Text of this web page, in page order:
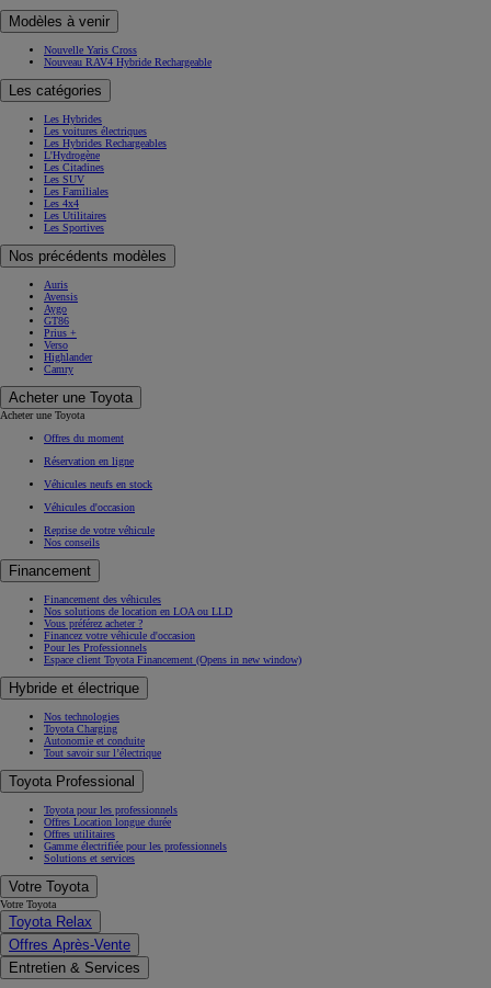
Modèles à venir
Nouvelle Yaris Cross
Nouveau RAV4 Hybride Rechargeable
Les catégories
Les Hybrides
Les voitures électriques
Les Hybrides Rechargeables
L'Hydrogène
Les Citadines
Les SUV
Les Familiales
Les 4x4
Les Utilitaires
Les Sportives
Nos précédents modèles
Auris
Avensis
Aygo
GT86
Prius +
Verso
Highlander
Camry
Acheter une Toyota
Acheter une Toyota
Offres du moment
Réservation en ligne
Véhicules neufs en stock
Véhicules d'occasion
Reprise de votre véhicule
Nos conseils
Financement
Financement des véhicules
Nos solutions de location en LOA ou LLD
Vous préférez acheter ?
Financez votre véhicule d'occasion
Pour les Professionnels
Espace client Toyota Financement (Opens in new window)
Hybride et électrique
Nos technologies
Toyota Charging
Autonomie et conduite
Tout savoir sur l’électrique
Toyota Professional
Toyota pour les professionnels
Offres Location longue durée
Offres utilitaires
Gamme électrifiée pour les professionnels
Solutions et services
Votre Toyota
Votre Toyota
Toyota Relax
Offres Après-Vente
Entretien & Services